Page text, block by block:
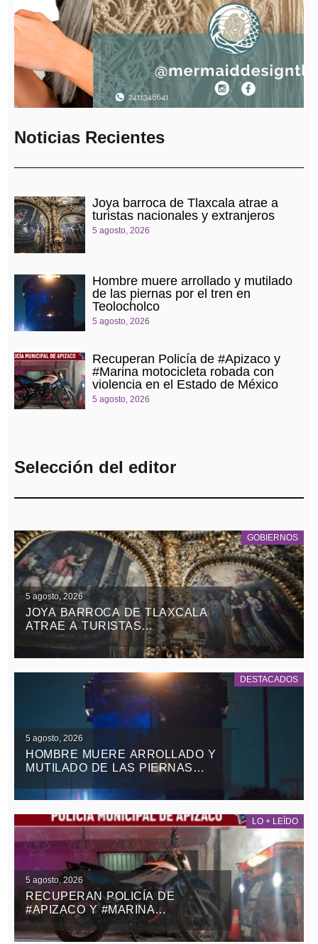
Noticias Recientes
Joya barroca de Tlaxcala atrae a
turistas nacionales y extranjeros
5 agosto, 2026
Hombre muere arrollado y mutilado
de las piernas por el tren en
Teolocholco
5 agosto, 2026
Recuperan Policía de #Apizaco y
#Marina motocicleta robada con
violencia en el Estado de México
5 agosto, 2026
Selección del editor
GOBIERNOS
5 agosto, 2026
JOYA BARROCA DE TLAXCALA
ATRAE A TURISTAS
NACIONALES Y EXTRANJEROS
DESTACADOS
5 agosto, 2026
HOMBRE MUERE ARROLLADO Y
MUTILADO DE LAS PIERNAS
TEOLOCHOLCO
LO + LEÍDO
5 agosto, 2026
RECUPERAN POLICÍA DE
#APIZACO Y #MARINA
MOTOCICLETA ROBADA CON
VIOLENCIA EN EL ESTADO DE